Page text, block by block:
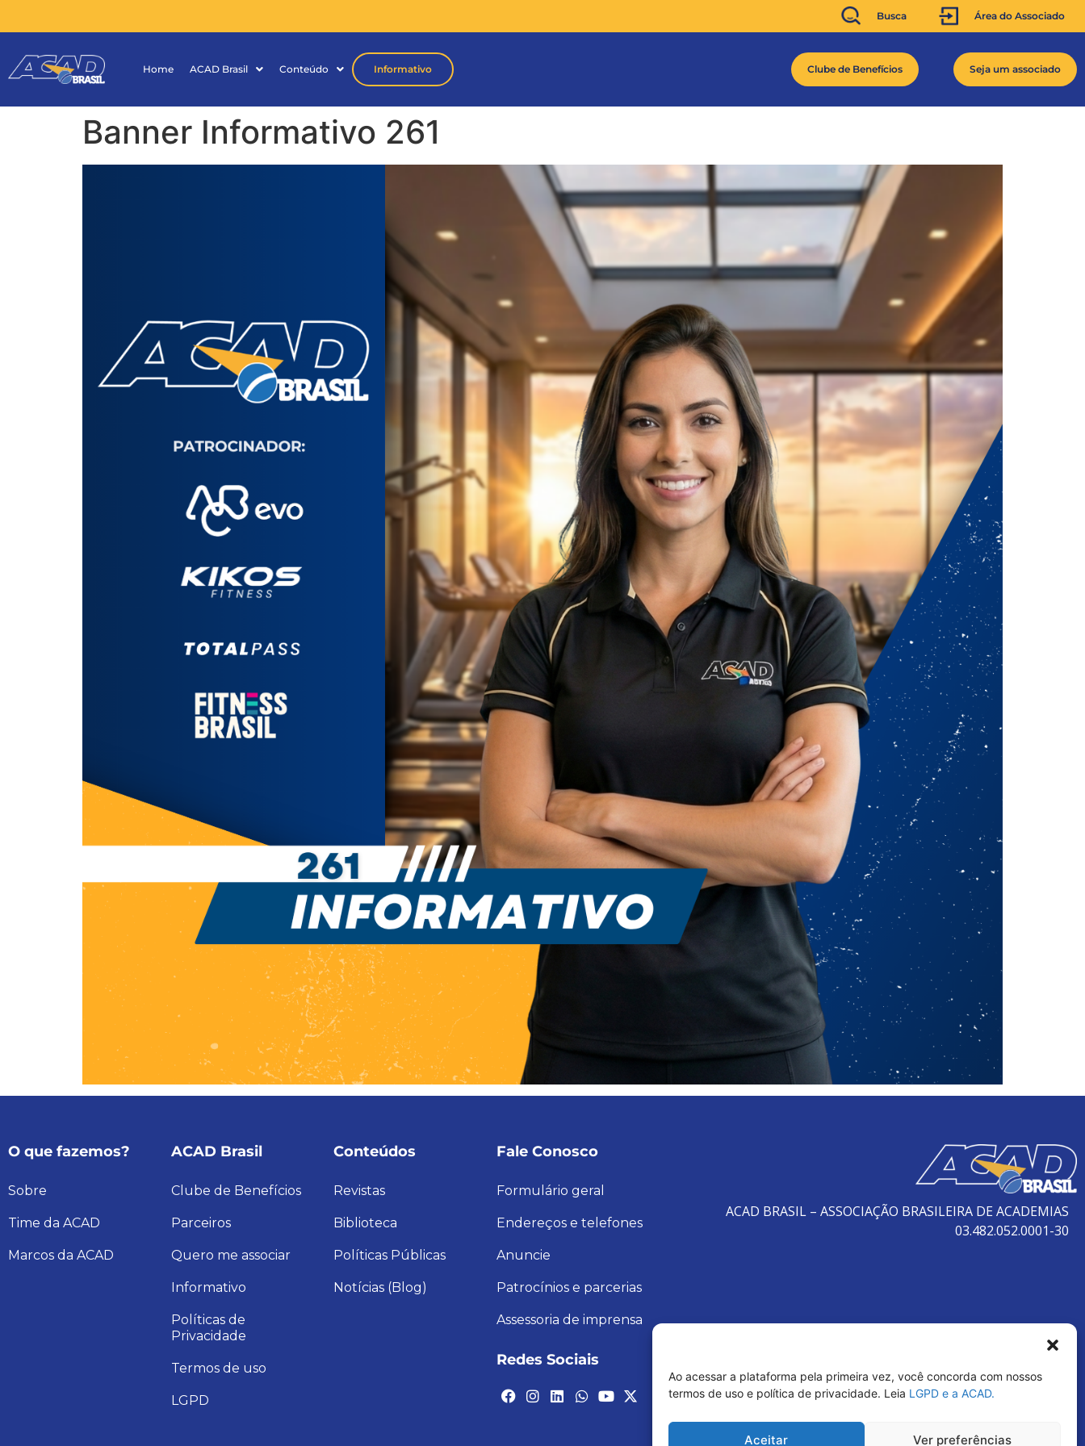
Ao acessar a plataforma pela primeira vez, você concorda com nossos
termos de uso e política de privacidade. Leia LGPD e a ACAD.
Aceitar Ver preferências
Busca Área do Associado
Home ACAD Brasil Conteúdo Informativo Clube de Benefícios Seja um associado
Banner Informativo 261
O que fazemos?
Sobre
Time da ACAD
Marcos da ACAD
ACAD Brasil
Clube de Benefícios
Parceiros
Quero me associar
Informativo
Políticas de
Privacidade
Termos de uso
LGPD
Conteúdos
Revistas
Biblioteca
Políticas Públicas
Notícias (Blog)
Fale Conosco
Formulário geral
Endereços e telefones
Anuncie
Patrocínios e parcerias
Assessoria de imprensa
Redes Sociais
ACAD BRASIL – ASSOCIAÇÃO BRASILEIRA DE ACADEMIAS
03.482.052.0001-30